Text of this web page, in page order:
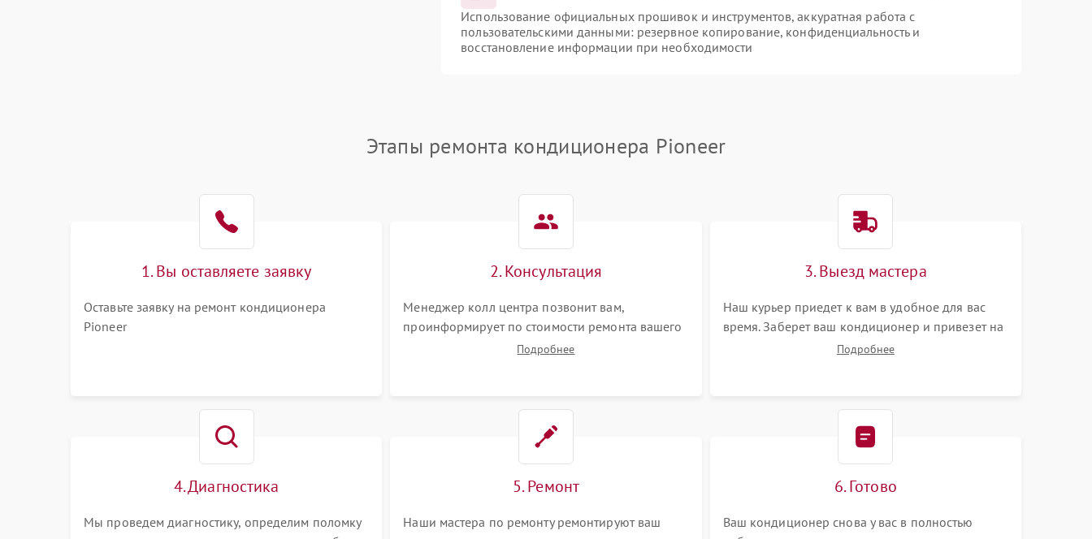
Использование официальных прошивок и инструментов, аккуратная работа с
пользовательскими данными: резервное копирование, конфиденциальность и
восстановление информации при необходимости
Этапы ремонта кондиционера Pioneer
1. Вы оставляете заявку
Оставьте заявку на ремонт кондиционера
Pioneer
2. Консультация
Менеджер колл центра позвонит вам,
проинформирует по стоимости ремонта вашего
кондиционера а также ответит на все ваши
Подробнее
3. Выезд мастера
Наш курьер приедет к вам в удобное для вас
время. Заберет ваш кондиционер и привезет на
склад для диагностики.Подробнее
4. Диагностика
Мы проведем диагностику, определим поломку
5. Ремонт
Наши мастера по ремонту ремонтируют ваш
6. Готово
Ваш кондиционер снова у вас в полностью